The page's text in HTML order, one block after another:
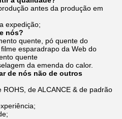
antes da produção em
expedição;
nós?
quente, pó quente do
esparadrapo da Web do
quente
da emenda do calor.
de nós não de outros
de ALCANCE & de padrão